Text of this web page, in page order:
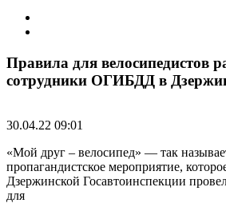
Правила для велосипедистов
сотрудники ОГИБДД в
30.04.22 09:01
«Мой друг – велосипед» — так
пропагандистское мероприятие,
Дзержинской Госавтоинспекции
для